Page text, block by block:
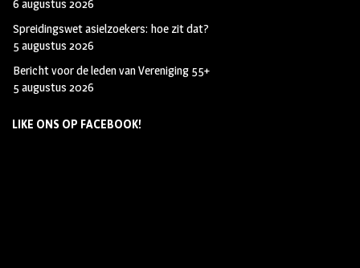
6 augustus 2026
Spreidingswet asielzoekers: hoe zit dat?
5 augustus 2026
Bericht voor de leden van Vereniging 55+
5 augustus 2026
LIKE ONS OP FACEBOOK!